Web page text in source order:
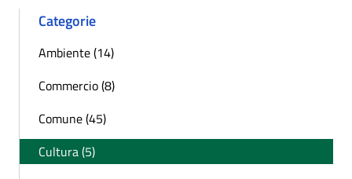
Categorie
Ambiente (14)
Commercio (8)
Comune (45)
Cultura (5)